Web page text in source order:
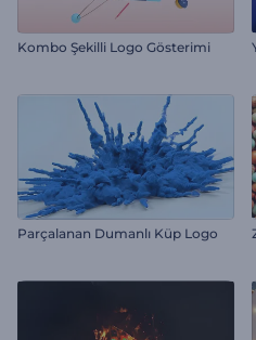
Kombo Şekilli Logo Gösterimi
Parçalanan Dumanlı Küp Logo